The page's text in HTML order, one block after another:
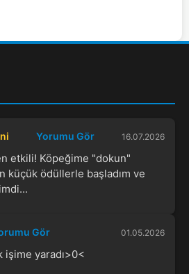
Yorumu Gör 16.07.2026
etkili! Köpeğime "dokun"
küçük ödüllerle başladım ve
Gör 01.05.2026
yaradı>0<